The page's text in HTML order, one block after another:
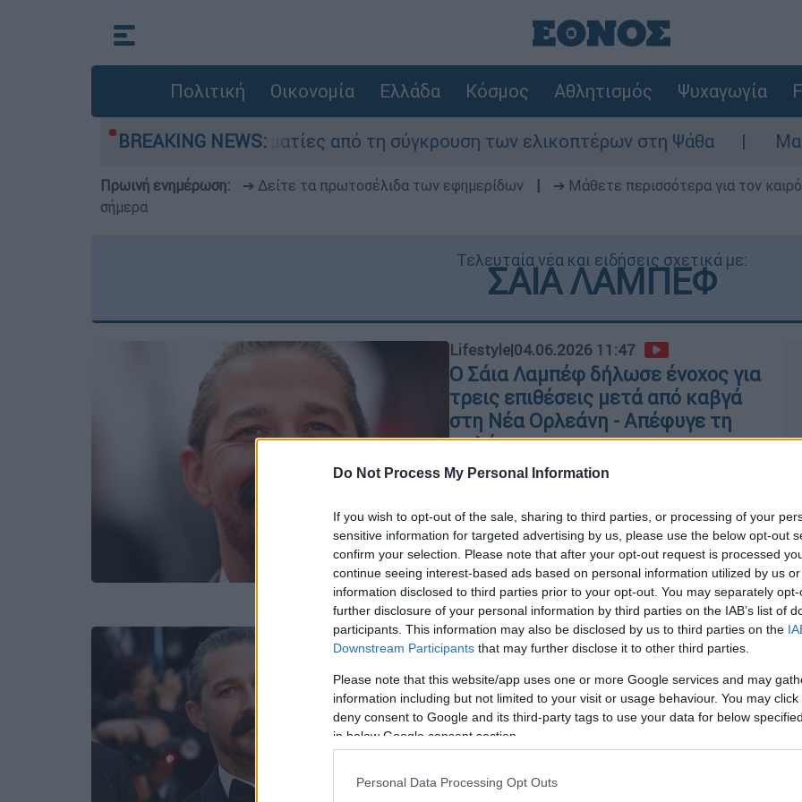
Do Not Process My Personal Information
If you wish to opt-out of the sale, sharing to third parties, or processing of your
sensitive information for targeted advertising by us, please use the below opt-out
confirm your selection. Please note that after your opt-out request is processed
continue seeing interest-based ads based on personal information utilized by us
information disclosed to third parties prior to your opt-out. You may separately
further disclosure of your personal information by third parties on the IAB’s list of
participants. This information may also be disclosed by us to third parties on the
Downstream Participants that may further disclose it to other third parties.
Please note that this website/app uses one or more Google services and may
information including but not limited to your visit or usage behaviour. You may
deny consent to Google and its third-party tags to use your data for below
in below Google consent section.
Personal Data Processing Opt Outs
Πολιτική Οικονομία Ελλάδα Κόσμος Αθλητισμός Ψυχαγωγία
BREAKING NEWS:
κατέθεσαν οι δύο τραυματίες από τη σύγκρουση των ελικοπτέρων στη Ψάθα
Πρωινή ενημέρωση: ➔ Δείτε τα πρωτοσέλιδα των εφημερίδων ➔ Μάθετε περισσότερα για τον
σήμερα
Τελευταία νέα και ειδήσεις σχετικά με:
ΣΑΙΑ ΛΑΜΠΕΦ
Lifestyle|04.06.2026 11:47
Ο Σάια Λαμπέφ δήλωσε ένοχος για
τρεις επιθέσεις μετά από καβγά
στη Νέα Ορλεάνη - Απέφυγε τη
φυλάκιση
Σύμφωνα με την απόφαση του
υποχρεούται να παρακολουθήσει
πρόγραμμα απεξάρτησης από το
αλκοόλ, μαθήματα διαχείρισης θυμού
και σεμινάρια ευαισθητοποίησης
Lifestyle|27.02.2026 09:31
Ελεύθερος με περιοριστικούς
όρους ο Σάια Λαμπέφ μετά τη
σύλληψη στη Νέα Ορλεάνη
Ο ηθοποιός φέρεται να γρονθοκόπησε